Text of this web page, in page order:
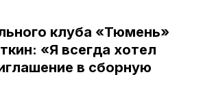
клуба «Тюмень»
«Я всегда хотел
в сборную